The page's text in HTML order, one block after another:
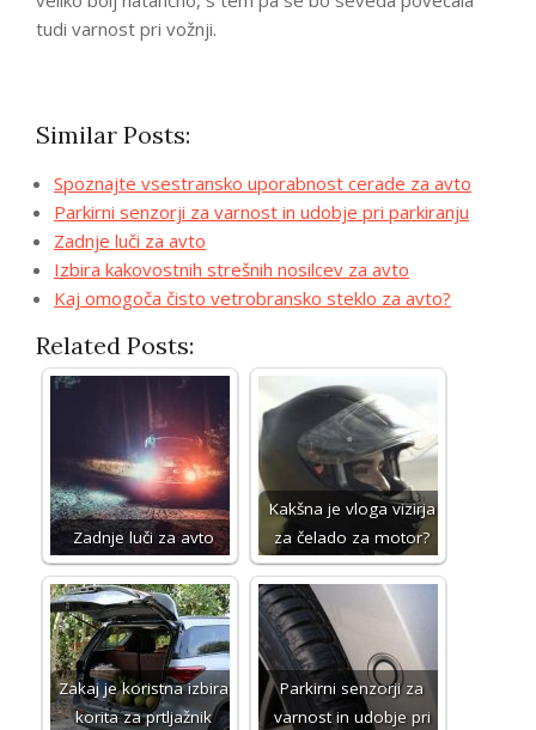
tudi varnost pri vožnji.
Similar Posts:
Spoznajte vsestransko uporabnost cerade za avto
Parkirni senzorji za varnost in udobje pri parkiranju
Zadnje luči za avto
Izbira kakovostnih strešnih nosilcev za avto
Kaj omogoča čisto vetrobransko steklo za avto?
Related Posts:
Zadnje luči za avto
Kakšna je vloga vizirja
za čelado za motor?
Zakaj je koristna izbira
korita za prtljažnik
Parkirni senzorji za
varnost in udobje pri